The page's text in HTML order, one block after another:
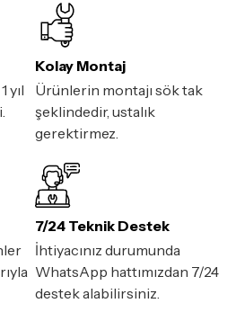
yıl
Kolay Montaj
Ürünlerin montajı sök tak
şeklindedir, ustalık
gerektirmez.
7/24 Teknik Destek
İhtiyacınız durumunda
WhatsApp hattımızdan 7/24
destek alabilirsiniz.